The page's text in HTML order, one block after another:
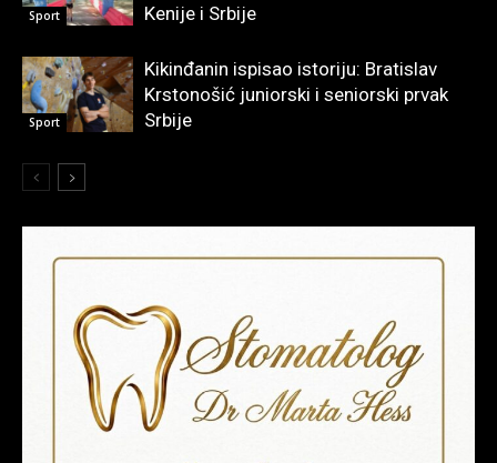
Sport
Kenije i Srbije
Sport
Kikinđanin ispisao istoriju: Bratislav
Krstonošić juniorski i seniorski prvak
Srbije